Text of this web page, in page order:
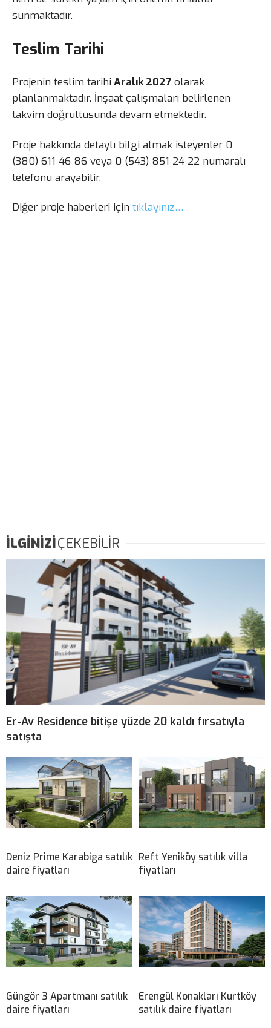
sunmaktadır.
Teslim Tarihi
Projenin teslim tarihi Aralık 2027 olarak
planlanmaktadır. İnşaat çalışmaları belirlenen
takvim doğrultusunda devam etmektedir.
Proje hakkında detaylı bilgi almak isteyenler 0
(380) 611 46 86 veya 0 (543) 851 24 22 numaralı
telefonu arayabilir.
Diğer proje haberleri için tıklayınız…
İLGİNİZİÇEKEBİLİR
Er-Av Residence bitişe yüzde 20 kaldı fırsatıyla
satışta
Deniz Prime Karabiga satılık
daire fiyatları
Reft Yeniköy satılık villa
fiyatları
Güngör 3 Apartmanı satılık
daire fiyatları
Erengül Konakları Kurtköy
satılık daire fiyatları